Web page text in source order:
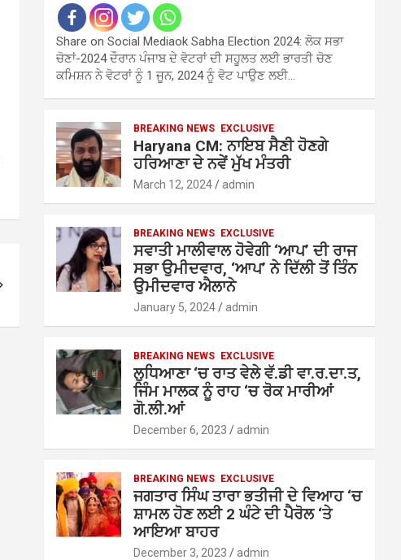
Share on Social Mediaok Sabha Election 2024: ਲੋਕ ਸਭਾ
ਚੋਣਾਂ-2024 ਦੌਰਾਨ ਪੰਜਾਬ ਦੇ ਵੋਟਰਾਂ ਦੀ ਸਹੂਲਤ ਲਈ ਭਾਰਤੀ ਚੋਣ
ਕਮਿਸ਼ਨ ਨੇ ਵੋਟਰਾਂ ਨੂੰ 1 ਜੂਨ, 2024 ਨੂੰ ਵੋਟ ਪਾਉਣ ਲਈ…
BREAKING NEWS EXCLUSIVE
Haryana CM: ਨਾਇਬ ਸੈਣੀ ਹੋਣਗੇ
ਹਰਿਆਣਾ ਦੇ ਨਵੇਂ ਮੁੱਖ ਮੰਤਰੀ
March 12, 2024 admin
BREAKING NEWS EXCLUSIVE
ਸਵਾਤੀ ਮਾਲੀਵਾਲ ਹੋਵੇਗੀ ‘ਆਪ’ ਦੀ ਰਾਜ
ਸਭਾ ਉਮੀਦਵਾਰ, ‘ਆਪ’ ਨੇ ਦਿੱਲੀ ਤੋਂ ਤਿੰਨ
ਉਮੀਦਵਾਰ ਐਲਾਨੇ
January 5, 2024 admin
BREAKING NEWS EXCLUSIVE
ਲੁਧਿਆਣਾ ‘ਚ ਰਾਤ ਵੇਲੇ ਵੱ.ਡੀ ਵਾ.ਰ.ਦਾ.ਤ,
ਜਿੰਮ ਮਾਲਕ ਨੂੰ ਰਾਹ ‘ਚ ਰੋਕ ਮਾਰੀਆਂ
ਗੋ.ਲੀ.ਆਂ
December 6, 2023 admin
BREAKING NEWS EXCLUSIVE
ਜਗਤਾਰ ਸਿੰਘ ਤਾਰਾ ਭਤੀਜੀ ਦੇ ਵਿਆਹ ‘ਚ
ਸ਼ਾਮਲ ਹੋਣ ਲਈ 2 ਘੰਟੇ ਦੀ ਪੈਰੋਲ ‘ਤੇ
ਆਇਆ ਬਾਹਰ
December 3, 2023 admin